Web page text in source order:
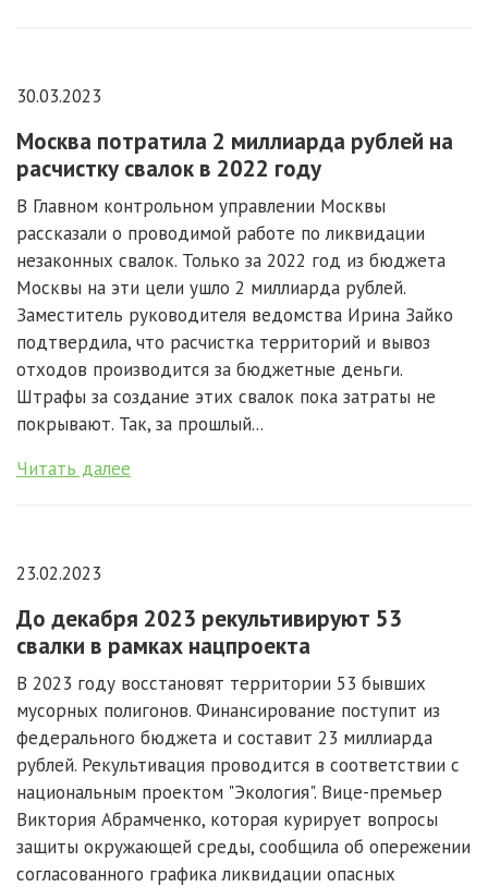
30.03.2023
Москва потратила 2 миллиарда рублей на
расчистку свалок в 2022 году
В Главном контрольном управлении Москвы
рассказали о проводимой работе по ликвидации
незаконных свалок. Только за 2022 год из бюджета
Москвы на эти цели ушло 2 миллиарда рублей.
Заместитель руководителя ведомства Ирина Зайко
подтвердила, что расчистка территорий и вывоз
отходов производится за бюджетные деньги.
Штрафы за создание этих свалок пока затраты не
покрывают. Так, за прошлый...
Читать далее
23.02.2023
До декабря 2023 рекультивируют 53
свалки в рамках нацпроекта
В 2023 году восстановят территории 53 бывших
мусорных полигонов. Финансирование поступит из
федерального бюджета и составит 23 миллиарда
рублей. Рекультивация проводится в соответствии с
национальным проектом "Экология". Вице-премьер
Виктория Абрамченко, которая курирует вопросы
защиты окружающей среды, сообщила об опережении
согласованного графика ликвидации опасных